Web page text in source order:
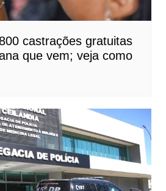
castrações gratuitas
que vem; veja como